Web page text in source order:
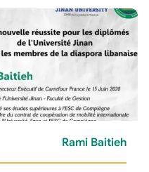
Rami Baitieh